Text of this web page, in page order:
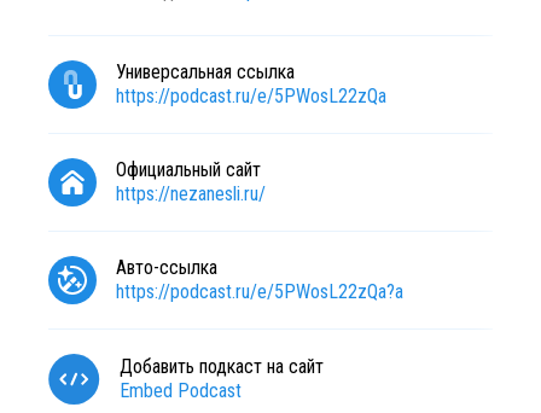
Универсальная ссылка
https://podcast.ru/e/5PWosL22zQa
Официальный сайт
https://nezanesli.ru/
Авто-ссылка
https://podcast.ru/e/5PWosL22zQa?a
Добавить подкаст на сайт
Embed Podcast